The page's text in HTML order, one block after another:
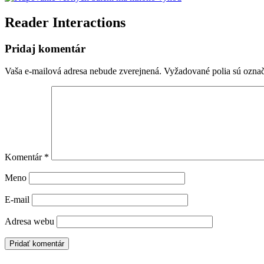
Reader Interactions
Pridaj komentár
Vaša e-mailová adresa nebude zverejnená. Vyžadované polia sú
Komentár *
Meno
E-mail
Adresa webu